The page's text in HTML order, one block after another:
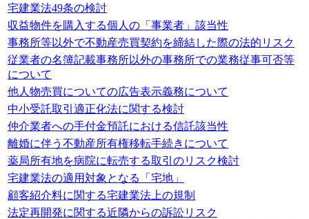
宅建業法49条の検討
収益物件を購入する個人の「事業者」該当性
事務所等以外で不動産売買契約を締結した際の法的リスク
従業者の名簿記載事務所以外の事務所での業務従事可否等
について
他人物売買についての広告表示義務について
中小受託取引適正化法に関する検討
仲介業者への手付金預託における信託該当性
離婚に伴う不動産所有権移転手続きについて
薬局所有地を病院に転売する取引のリスク検討
宅建業法の適用対象となる「宅地」
顧客紹介料に関する宅建業法上の規制
法定再開発に関する近隣からの訴訟リスク